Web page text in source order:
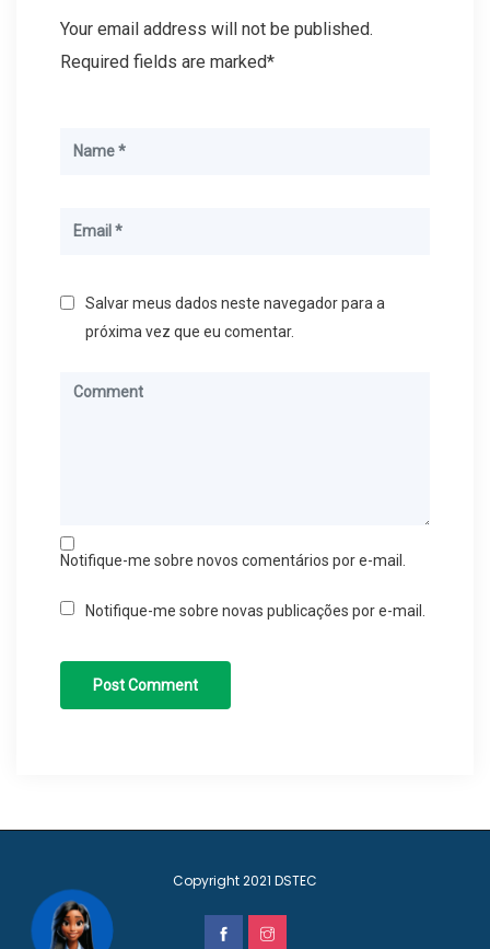
Your email address will not be published.
Required fields are marked*
Salvar meus dados neste navegador para a
próxima vez que eu comentar.
Notifique-me sobre novos comentários por e-mail.
Notifique-me sobre novas publicações por e-mail.
Copyright 2021 DSTEC